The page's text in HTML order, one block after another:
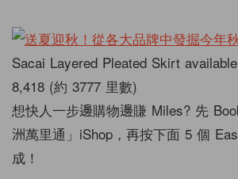
Sacai Layered Pleated Skirt
8,418 (約 3777 里數)
想快人一步邊購物邊賺 Miles? 先
洲萬里通」iShop，再按下面 5 個
成！